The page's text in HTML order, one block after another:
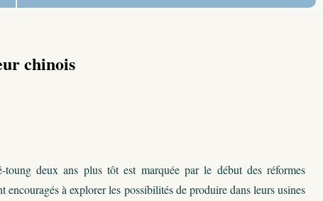
chinois
deux ans plus tôt est marquée par le début des réformes
à explorer les possibilités de produire dans leurs usines